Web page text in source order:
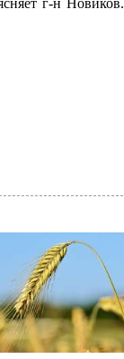
г-н Новиков.